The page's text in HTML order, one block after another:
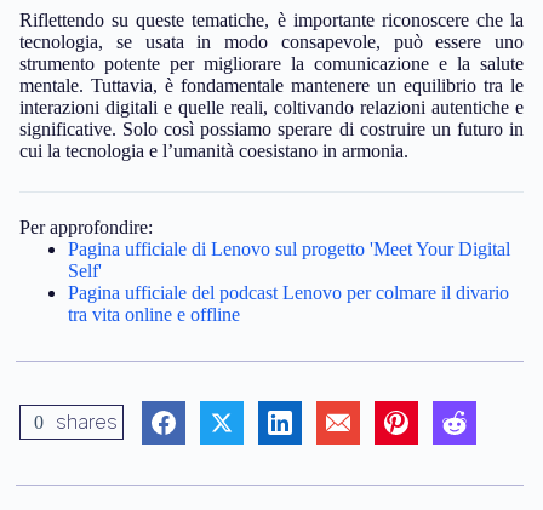
Riflettendo su queste tematiche, è importante riconoscere che la
tecnologia, se usata in modo consapevole, può essere uno
strumento potente per migliorare la comunicazione e la salute
mentale. Tuttavia, è fondamentale mantenere un equilibrio tra le
interazioni digitali e quelle reali, coltivando relazioni autentiche e
significative. Solo così possiamo sperare di costruire un futuro in
cui la tecnologia e l’umanità coesistano in armonia.
Per approfondire:
Pagina ufficiale di Lenovo sul progetto 'Meet Your Digital
Self'
Pagina ufficiale del podcast Lenovo per colmare il divario
tra vita online e offline
0 shares